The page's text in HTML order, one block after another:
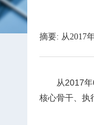
摘要: 从2017
从2017
核心骨干、执